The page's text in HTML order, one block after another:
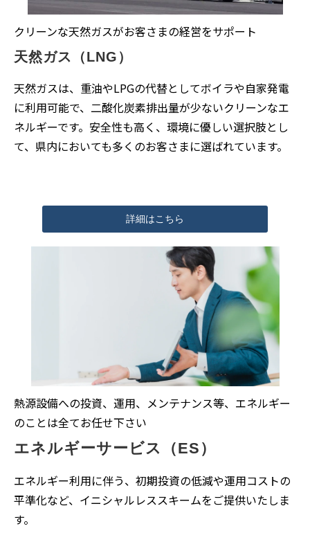
クリーンな天然ガスがお客さまの経営をサポート
天然ガス（LNG）
天然ガスは、重油やLPGの代替としてボイラや自家発電
に利用可能で、二酸化炭素排出量が少ないクリーンなエ
ネルギーです。安全性も高く、環境に優しい選択肢とし
て、県内においても多くのお客さまに選ばれています。
詳細はこちら
熱源設備への投資、運用、メンテナンス等、エネルギー
のことは全てお任せ下さい
エネルギーサービス（ES）
エネルギー利用に伴う、初期投資の低減や運用コストの
平準化など、イニシャルレススキームをご提供いたしま
す。